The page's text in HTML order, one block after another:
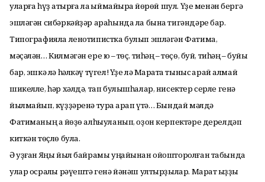
уларға һүҙ ҡатырға ла ҡыймайыраҡ йөрөй шул. Үҙе менән бергә
эшләгән сибәркәйҙәр араһында ла бына тигәндәре бар.
Типографияла ленотипистка булып эшләгән Фатима,
мәҫәлән… Килмәгән ере юҡ – төҫ, тиһәң – төҫө, буй, тиһәң – буйы
бар, эшкә лә һәлкәү түгел! Үҙе лә Маратҡа тыныс ҡарай алмай
шикелле, һәр хәлдә, тап булышһалар, нисектер серле генә
йылмайып, күҙҙәренә тура ҡарап үтә… Бындай мәлдә
Фатиманың аҡ йөҙө алһыуланып, оҙон керпектәре дерелдәп
киткән төҫлө була.
Ә уҙған Яңы йыл байрамы уңайынан ойошторолған табында
улар осраҡлы рәүештә генә йәнәш ултырҙылар. Марат ҡыҙҙы